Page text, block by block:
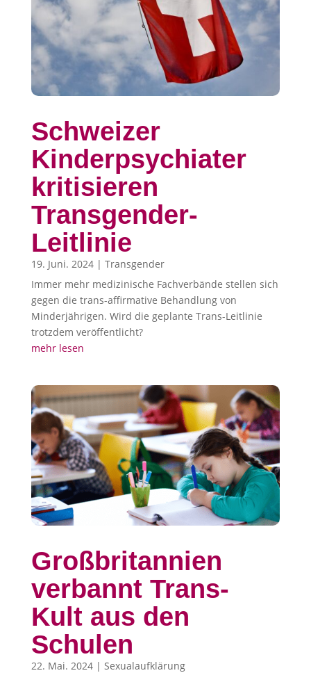
Schweizer
Kinderpsychiater
kritisieren
Transgender-
Leitlinie
19. Juni. 2024| Transgender
Immer mehr medizinische Fachverbände stellen sich
gegen die trans-affirmative Behandlung von
Minderjährigen. Wird die geplante Trans-Leitlinie
trotzdem veröffentlicht?
mehr lesen
Großbritannien
verbannt Trans-
Kult aus den
Schulen
22. Mai. 2024| Sexualaufklärung